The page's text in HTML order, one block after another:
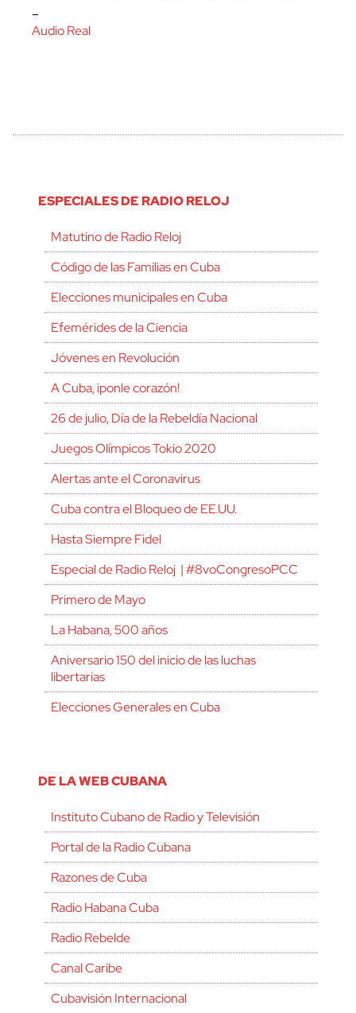
–
Audio Real
ESPECIALES DE RADIO RELOJ
Matutino de Radio Reloj
Código de las Familias en Cuba
Elecciones municipales en Cuba
Efemérides de la Ciencia
Jóvenes en Revolución
A Cuba, ¡ponle corazón!
26 de julio, Día de la Rebeldía Nacional
Juegos Olímpicos Tokio 2020
Alertas ante el Coronavirus
Cuba contra el Bloqueo de EE.UU.
Hasta Siempre Fidel
Especial de Radio Reloj | #8voCongresoPCC
Primero de Mayo
La Habana, 500 años
Aniversario 150 del inicio de las luchas
libertarias
Elecciones Generales en Cuba
DE LA WEB CUBANA
Instituto Cubano de Radio y Televisión
Portal de la Radio Cubana
Razones de Cuba
Radio Habana Cuba
Radio Rebelde
Canal Caribe
Cubavisión Internacional